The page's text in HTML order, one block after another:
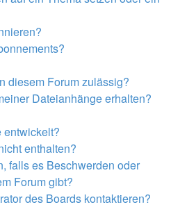
diesem Forum zulässig?
Dateianhänge erhalten?
entwickelt?
enthalten?
falls es Beschwerden oder
Forum gibt?
des Boards kontaktieren?